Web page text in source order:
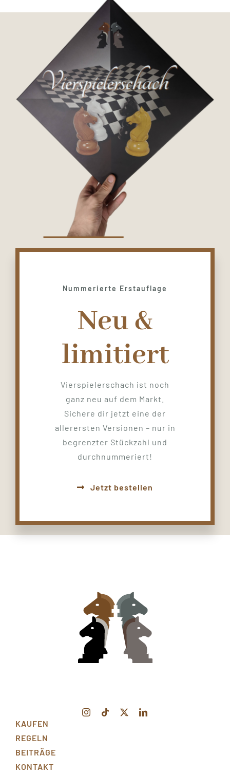
Nummerierte Erstauflage
Neu &
limitiert
Vierspielerschach ist noch
ganz neu auf dem Markt.
Sichere dir jetzt eine der
allerersten Versionen – nur in
begrenzter Stückzahl und
durchnummeriert!
Jetzt bestellen
KAUFEN
REGELN
BEITRÄGE
KONTAKT